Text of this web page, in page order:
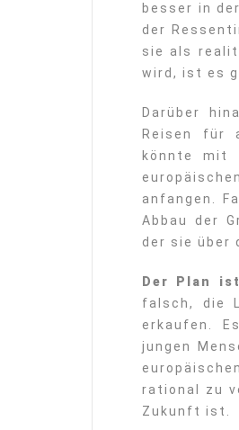
besser in
der
sie als
wird, ist es
Darüber
Reisen für
könnte mit
anfangen.
Abbau der
der sie über
Der Plan
falsch, die
erkaufen.
jungen
rational zu
Zukunft ist.